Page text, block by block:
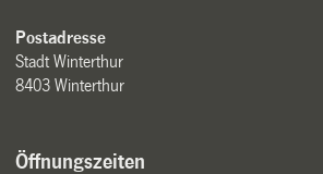
Postadresse
Stadt Winterthur
8403 Winterthur
Öffnungszeiten